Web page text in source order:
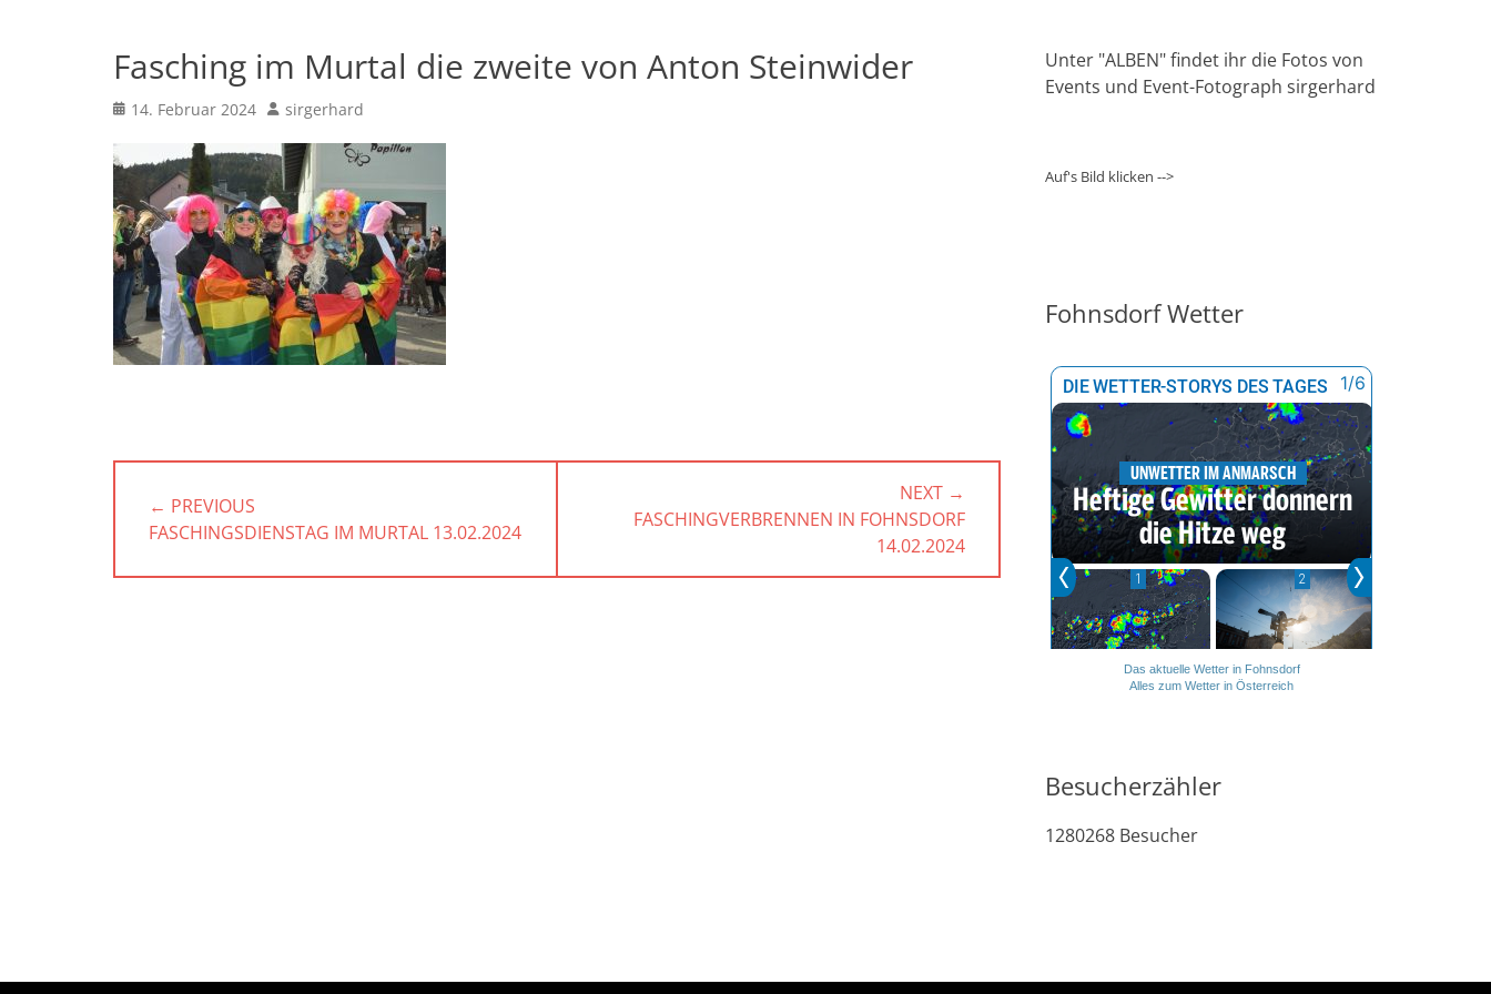
Fasching im Murtal die zweite von Anton Steinwider
Posted
14. Februar 2024 Author
sirgerhard
Beitragsnavigation
← PREVIOUS
PREVIOUS
FASCHINGSDIENSTAG IM MURTAL 13.02.2024
NEXT →
FASCHINGVERBRENNEN IN FOHNSDORF
14.02.2024
Unter "ALBEN" findet ihr die Fotos von
Events und Event-Fotograph sirgerhard
Auf's Bild klicken -->
Fohnsdorf Wetter
Das aktuelle Wetter in Fohnsdorf
Alles zum Wetter in Österreich
Besucherzähler
1280268 Besucher